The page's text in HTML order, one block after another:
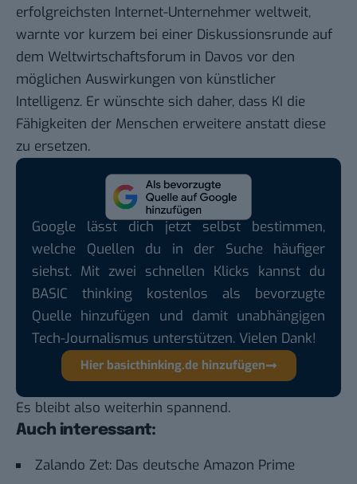
erfolgreichsten Internet-Unternehmer weltweit,
warnte vor kurzem bei einer Diskussionsrunde auf
dem Weltwirtschaftsforum in Davos vor den
möglichen Auswirkungen von künstlicher
Intelligenz. Er wünschte sich daher, dass KI die
Fähigkeiten der Menschen erweitere anstatt diese
zu ersetzen.
Google lässt dich jetzt selbst bestimmen,
welche Quellen du in der Suche häufiger
siehst. Mit zwei schnellen Klicks kannst du
BASIC thinking kostenlos als bevorzugte
Quelle hinzufügen und damit unabhängigen
Tech-Journalismus unterstützen. Vielen Dank!
Hier basicthinking.de hinzufügen
Es bleibt also weiterhin spannend.
Auch interessant:
Zalando Zet: Das deutsche Amazon Prime